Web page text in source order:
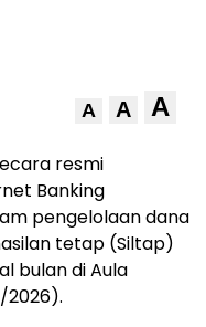
A A A
resmi
Banking
pengelolaan dana
tetap (Siltap)
bulan di Aula
2026).